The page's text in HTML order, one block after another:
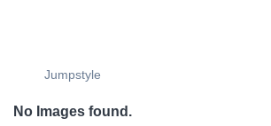
Jumpstyle
No Images found.